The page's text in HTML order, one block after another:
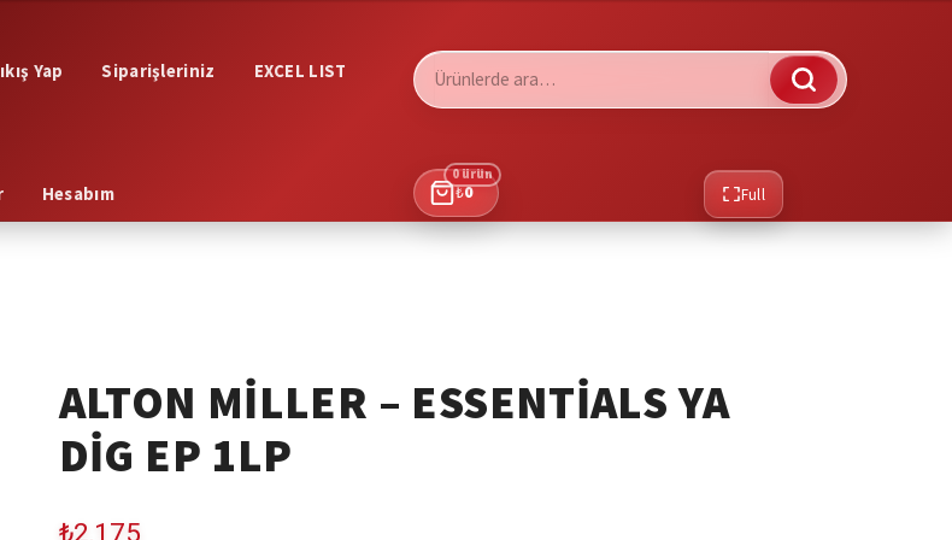
Yap Siparişleriniz
EXCEL LIST
Ara:
Hesabım ₺0
0 ürün
Full
ALTON MILLER – ESSENTIALS YA
DIG EP 1LP